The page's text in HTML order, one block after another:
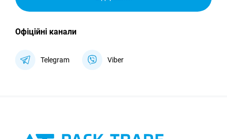
Офіційні канали
Telegram Viber